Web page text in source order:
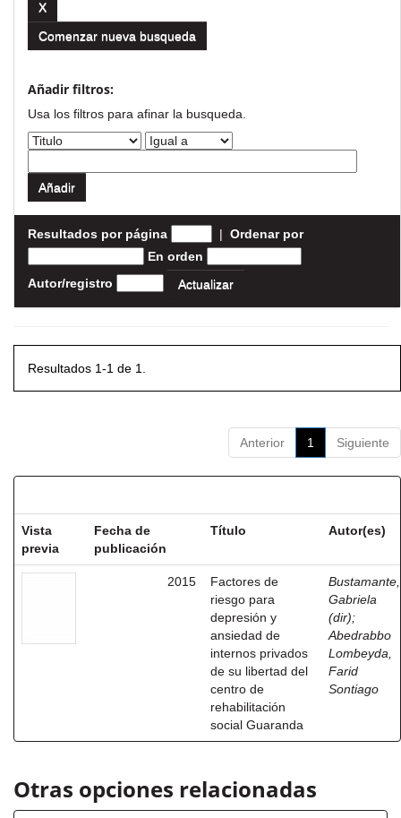
Comenzar nueva busqueda
Añadir filtros:
Usa los filtros para afinar la busqueda.
Resultados por página | Ordenar por
En orden
Autor/registro
Resultados 1-1 de 1.
Anterior 1 Siguiente
Vista
previa
Fecha de
publicación
Título Autor(es)
2015
Factores de
riesgo para
depresión y
ansiedad de
internos privados
de su libertad del
centro de
rehabilitación
social Guaranda
Bustamante,
Gabriela
(dir);
Abedrabbo
Lombeyda,
Farid
Sontiago
Otras opciones relacionadas